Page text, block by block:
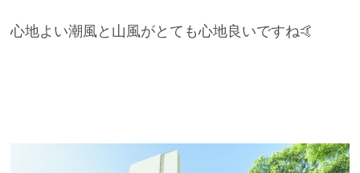
心地よい潮風と山風がとても心地良いですね🤙